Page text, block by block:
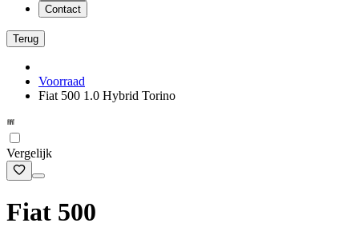
Contact
Terug
Voorraad
Fiat 500 1.0 Hybrid Torino
Vergelijk
Fiat 500